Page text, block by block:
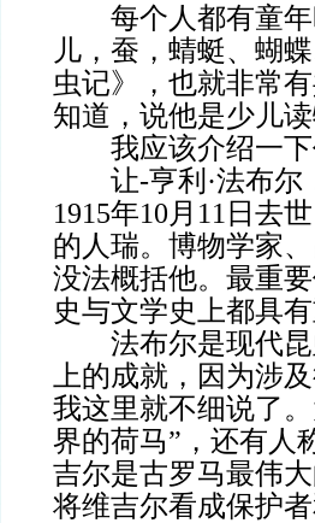
每个人都有童年
儿，蚕，蜻蜓、蝴
虫记》，也就非常
知道，说他是少儿
我应该介绍一下
让-亨利·法布尔
1915年10月11日去
的人瑞。博物学家
没法概括他。最重
史与文学史上都具有
法布尔是现代昆
上的成就，因为涉
我这里就不细说了
界的荷马”，还有
吉尔是古罗马最伟
将维吉尔看成保护者